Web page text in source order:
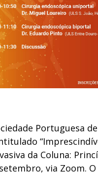
Portuguesa
da Coluna:
via Zoom.